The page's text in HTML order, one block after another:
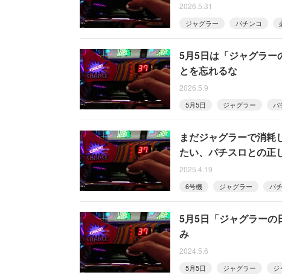
2026.5.31
ジャグラー パチンコ
5月5日は「ジャグラー
とを忘れるな
2026.5.9
5月5日 ジャグラー パ
まだジャグラーで消耗
たい、パチスロとの正
2025.4.19
6号機 ジャグラー パ
5月5日「ジャグラーの
み
2024.5.6
5月5日 ジャグラー ジ